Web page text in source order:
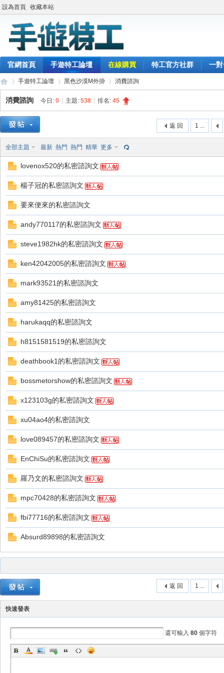
設為首頁 收藏本站
官網首頁 手遊特工論壇 在線購買 特工官方社群 一
»
手遊特工論壇 黑色沙漠M外掛 消費諮詢
消費諮詢 今日: 0 主題: 538 排名: 45
1 ...
返 回
全部主題 最新 熱門 熱門 精華 更多
lovenox520的私密諮詢文
楊子冠的私密諮詢文
要來便來的私密諮詢文
andy770117的私密諮詢文
steve1982hk的私密諮詢文
ken42042005的私密諮詢文
mark93521的私密諮詢文
amy81425的私密諮詢文
harukaqq的私密諮詢文
h8151581519的私密諮詢文
deathbook1的私密諮詢文
bossmetorshow的私密諮詢文
x123103g的私密諮詢文
xu04ao4的私密諮詢文
love089457的私密諮詢文
EnChiSu的私密諮詢文
羅乃文的私密諮詢文
mpc70428的私密諮詢文
fbi77716的私密諮詢文
Absurd89898的私密諮詢文
1 ...
返 回
快速發表
還可輸入 80 個字符